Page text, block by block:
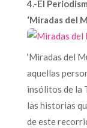
4.-El
‘Miradas del
‘Miradas del
aquellas
insólitos de la
las historias
de este